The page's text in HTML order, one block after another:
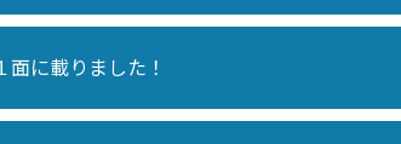
に載りました！